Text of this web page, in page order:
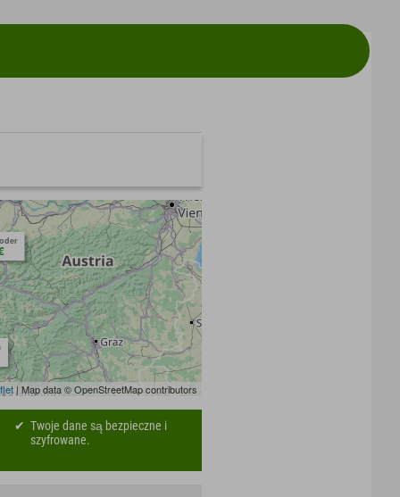
| Map data © OpenStreetMap contributors
Twoje dane są bezpieczne i
szyfrowane.